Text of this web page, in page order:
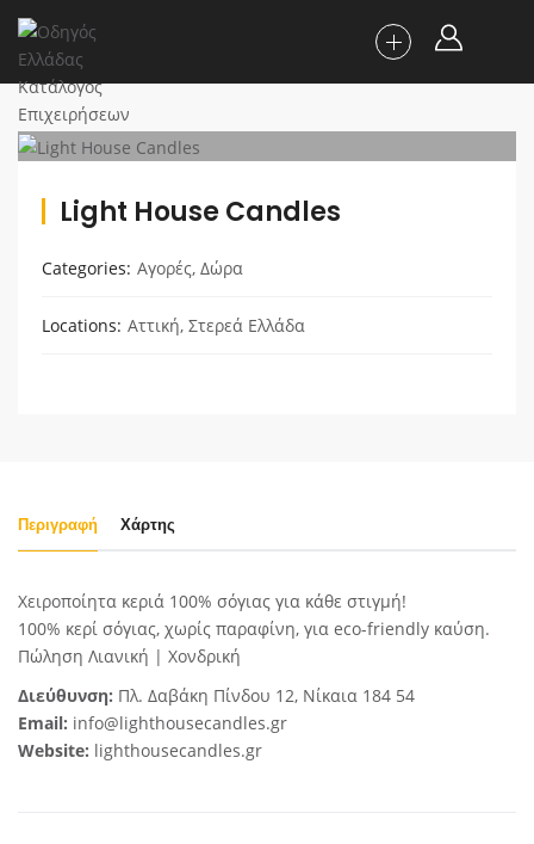
Light House Candles
Categories Αγορές, Δώρα
Locations Αττική, Στερεά Ελλάδα
Περιγραφή Χάρτης
Χειροποίητα κεριά 100% σόγιας για κάθε στιγμή!
100% κερί σόγιας, χωρίς παραφίνη, για eco-friendly καύση.
Πώληση Λιανική | Χονδρική
Διεύθυνση: Πλ. Δαβάκη Πίνδου 12, Νίκαια 184 54
Email: info@lighthousecandles.gr
Website: lighthousecandles.gr